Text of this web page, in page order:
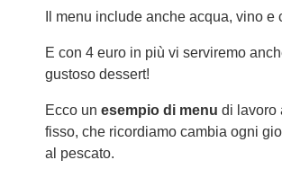
Il menu include anche acqua, vino e
E con 4 euro in più vi serviremo
gustoso dessert!
Ecco un esempio di menu di lavoro
fisso, che ricordiamo cambia ogni
al pescato.